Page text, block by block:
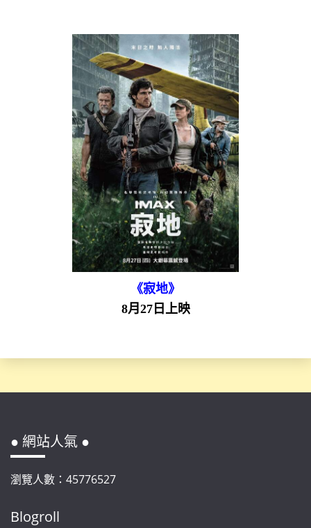
《寂地》
8月27日上映
● 網站人氣 ●
瀏覽人數：45776527
Blogroll